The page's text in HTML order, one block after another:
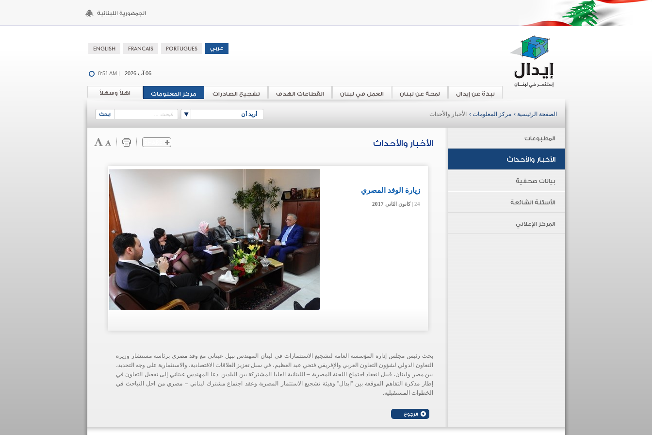
06.آب.2026 8:51 AM |
اهلاً وسهلاً مركز المعلومات تشجيع الصادرات القطاعات الهدف العمل في لبنان لمحة عن لبنان نبذة عن إيدال
أريد أن الصفحة الرئيسية › مركز المعلومات › الأخبار والأحداث
المطبوعات
الأخبار والأحداث
بيانات صحفية
الأسئلة الشائعة
المركز الإعلاني
الأخبار والأحداث
24 | كانون الثاني 2017
زيارة الوفد المصري
24 | كانون الثاني 2017 24 | كانون الثاني 2017
بحث رئيس مجلس إدارة المؤسسة العامة لتشجيع الاستثمارات في لبنان المهندس نبيل عيتاني مع وفد مصري برئاسة مستشار وزيرة
التعاون الدولي لشؤون التعاون العربي والإفريقي فتحي عبد العظيم، في سبل تعزيز العلاقات الاقتصادية، والاستثمارية على وجه التحديد،
بين مصر ولبنان، قبيل انعقاد اجتماع اللجنة المصرية – اللبنانية العليا المشتركة بين البلدين. دعا المهندس عيتاني إلى تفعيل التعاون في
إطار مذكرة التفاهم الموقعة بين "ايدال" وهيئة تشجيع الاستثمار المصرية وعقد اجتماع مشترك لبناني – مصري من اجل التباحث في
الخطوات المستقبلية.